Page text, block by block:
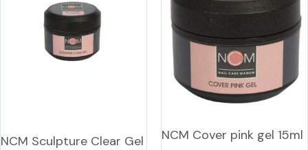
NCM Sculpture Clear Gel
NCM Cover pink gel 15ml